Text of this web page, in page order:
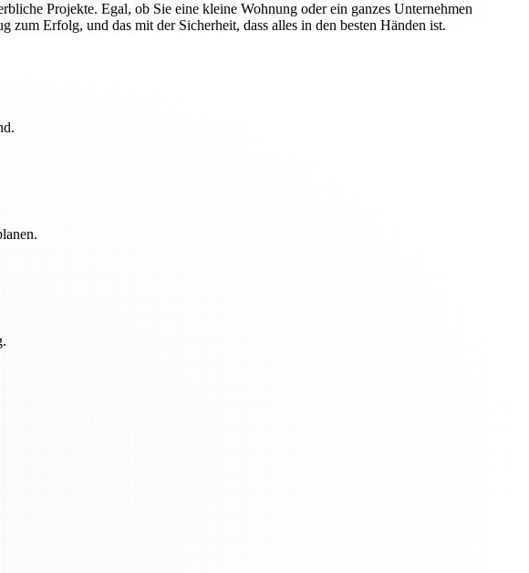
Projekte. Egal, ob Sie eine kleine Wohnung oder ein ganzes Unternehmen
Erfolg, und das mit der Sicherheit, dass alles in den besten Händen ist.